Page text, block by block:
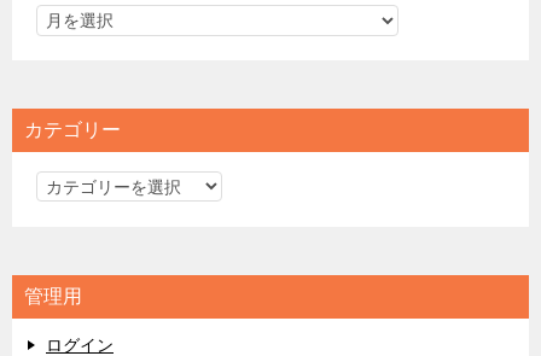
カテゴリー
カ
リ
ー
管理用
ログイン